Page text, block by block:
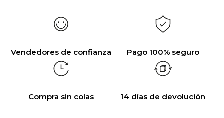
Vendedores de confianza Pago 100% seguro
Compra sin colas 14 días de devolución